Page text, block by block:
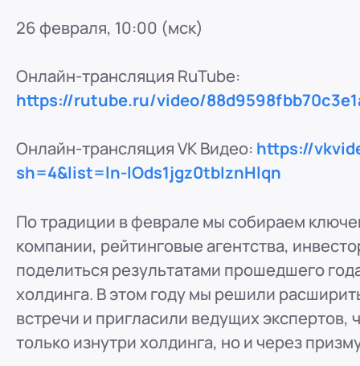
ООО "ПР-Лизинг"
РоссияБарнаултракт Павловский, д. 295
8 (800) 250-25-31 (вн. 220)mail@pr-liz.ru
ООО "ПР-Лизинг"
РоссияКемерово
8 (800) 250-25-31 (вн. 129)mail@pr-liz.ru 8
ООО "ПР-Лизинг"
РоссияКрасноярск
ООО "ПР-Лизинг"
РоссияИркутск
8 (800) 250-25-31 (вн. 153)mail@pr-liz.ru8
ООО "ПР-Лизинг"
РоссияРязаньул. Есенина, 1Б
8 (800) 250-25-31 (вн. 153) mail@pr-liz.ru 8
26 февраля, 10:00 (мск)
Онлайн-трансляция RuTube:
https://rutube.ru/video/
Онлайн-трансляция VK Видео: https://
sh=4&list=ln-lOds1jgz0tbIznHlqn
По традиции в феврале мы собираем
компании, рейтинговые агентства,
поделиться результатами прошедшего
холдинга. В этом году мы решили
встречи и пригласили ведущих экспертов,
только изнутри холдинга, но и через